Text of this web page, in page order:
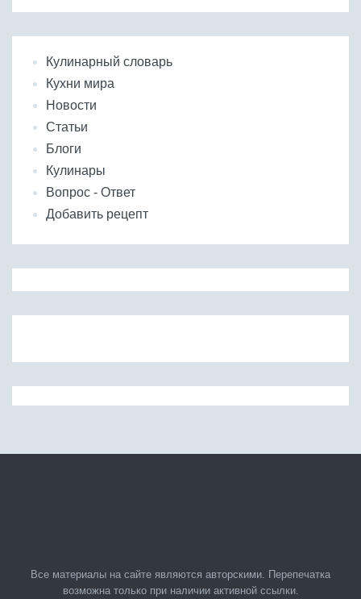
Кулинарный словарь
Кухни мира
Новости
Статьи
Блоги
Кулинары
Вопрос - Ответ
Добавить рецепт
Все материалы на сайте являются авторскими. Перепечатка
возможна только при наличии активной ссылки.